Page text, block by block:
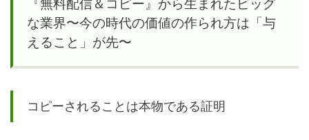
型携
帯電
か？
『無料配信＆コピー』から生まれたビッグ
な業界〜今の時代の価値の作られ方は「与
えること」が先〜
コピーされることは本物である証明